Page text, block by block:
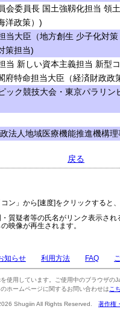
委員長 国土強靱化担当 領
洋政策）)
大臣（地方創生 少子化対
策担当)
新しい資本主義担当 新型
府特命担当大臣（経済財政政
ク競技大会・東京パラリン
法人地域医療機能推進機構理
戻る
ン」から[速度]をクリックすると
質疑者等の氏名がリンク表示さ
映像が再生されます。
知らせ 利用方法 FAQ
使用しています。ご使用中のブラウザの
のホームページに関するお問い合わせは こ
Shugiin All Rights Reserved. 著作権